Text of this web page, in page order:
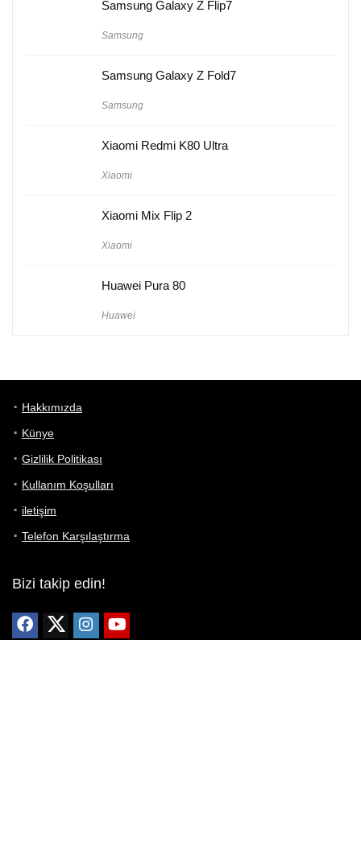
Samsung Galaxy Z Flip7
Samsung
Samsung Galaxy Z Fold7
Samsung
Xiaomi Redmi K80 Ultra
Xiaomi
Xiaomi Mix Flip 2
Xiaomi
Huawei Pura 80
Huawei
Hakkımızda
Künye
Gizlilik Politikası
Kullanım Koşulları
iletişim
Telefon Karşılaştırma
Bizi takip edin!